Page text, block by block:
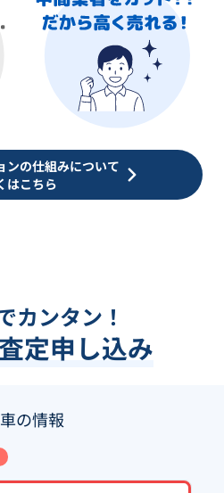
ンの仕組みについて
はこちら
カンタン！
定申し込み
の情報